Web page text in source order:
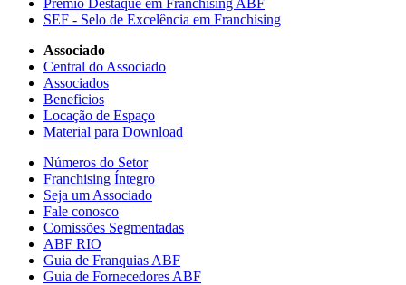
Prêmio Destaque em Franchising ABF
SEF - Selo de Excelência em Franchising
Associado
Central do Associado
Associados
Beneficios
Locação de Espaço
Material para Download
Números do Setor
Franchising Íntegro
Seja um Associado
Fale conosco
Comissões Segmentadas
ABF RIO
Guia de Franquias ABF
Guia de Fornecedores ABF